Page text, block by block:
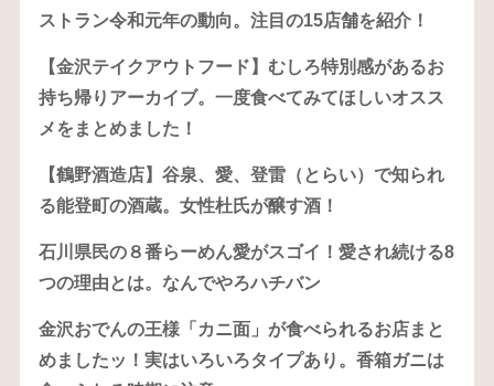
ストラン令和元年の動向。注目の15店舗を紹介！
【金沢テイクアウトフード】むしろ特別感があるお
持ち帰りアーカイブ。一度食べてみてほしいオスス
メをまとめました！
【鶴野酒造店】谷泉、愛、登雷（とらい）で知られ
る能登町の酒蔵。女性杜氏が醸す酒！
石川県民の８番らーめん愛がスゴイ！愛され続ける8
つの理由とは。なんでやろハチバン
金沢おでんの王様「カニ面」が食べられるお店まと
めましたッ！実はいろいろタイプあり。香箱ガニは